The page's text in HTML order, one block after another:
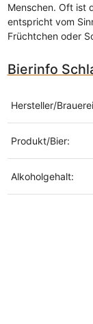
Menschen. Oft ist
entspricht vom
Früchtchen oder
Bierinfo
Hersteller/
Produkt/Bier:
Alkoholgehalt: